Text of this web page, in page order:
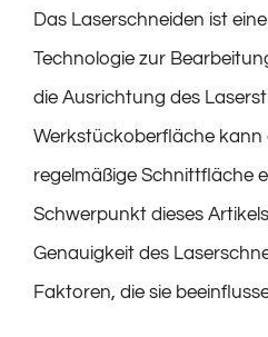
Das Laserschneiden ist
Technologie zur
die Ausrichtung des
Werkstückoberfläche kann
regelmäßige Schnittfläche
Schwerpunkt dieses
Genauigkeit des
Faktoren, die sie